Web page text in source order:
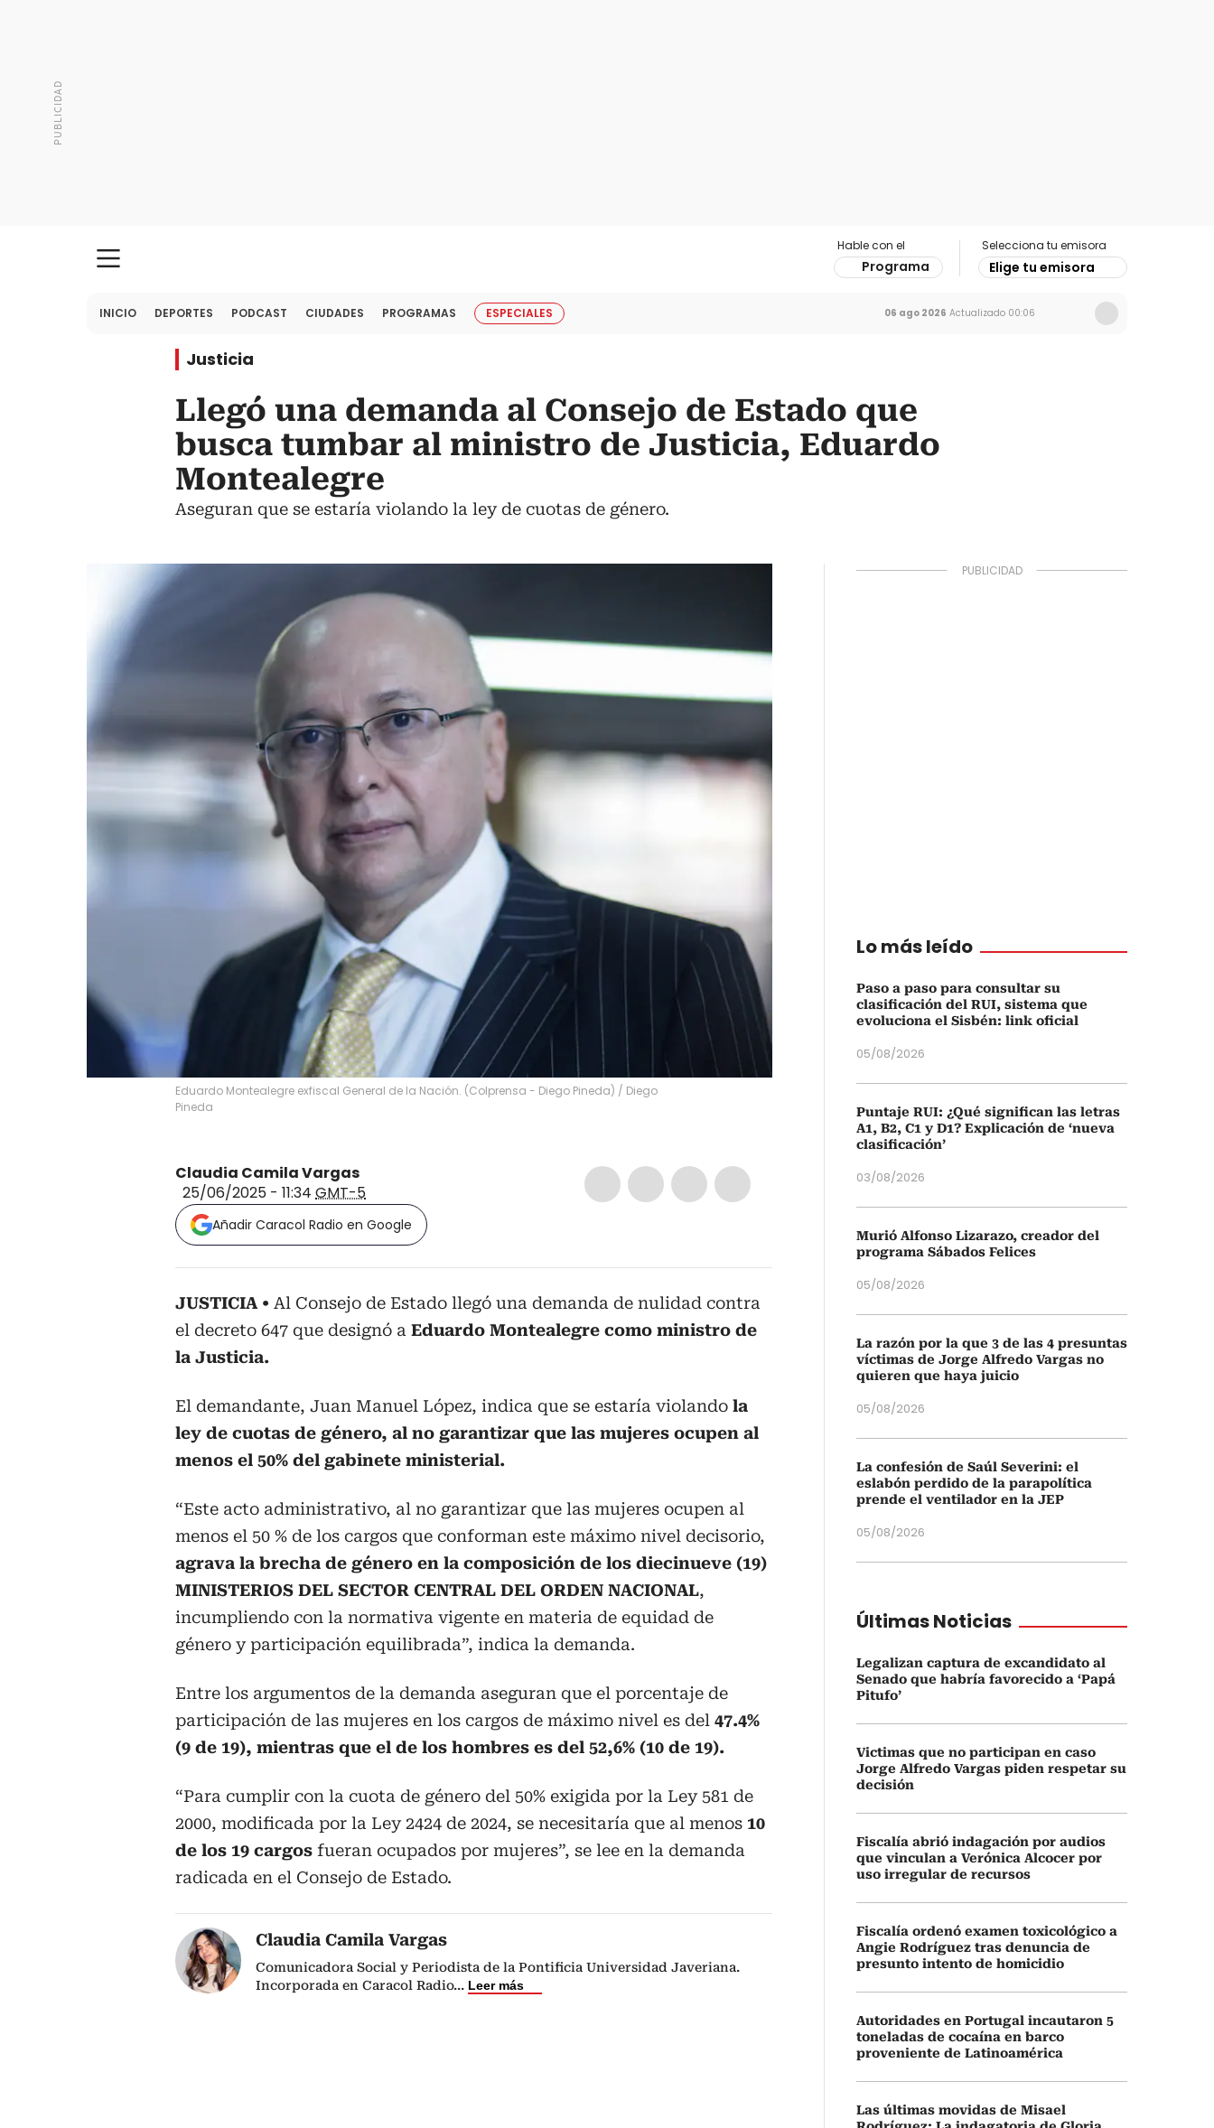
Hable con el
Programa
Selecciona tu emisora
Elige tu emisora
INICIO DEPORTES PODCAST CIUDADES PROGRAMAS ESPECIALES 06 ago 2026 Actualizado 00:06
Justicia
Llegó una demanda al Consejo de Estado que
busca tumbar al ministro de Justicia, Eduardo
Montealegre
Aseguran que se estaría violando la ley de cuotas de género.
Eduardo Montealegre exfiscal General de la Nación. (Colprensa - Diego Pineda) / Diego
Pineda
Claudia Camila Vargas
25/06/2025 - 11:34 GMT-5
Añadir Caracol Radio en Google
JUSTICIA
Al Consejo de Estado llegó una demanda de nulidad contra
el decreto 647 que designó a Eduardo Montealegre como ministro de
la Justicia.
El demandante, Juan Manuel López, indica que se estaría violando la
ley de cuotas de género, al no garantizar que las mujeres ocupen al
menos el 50% del gabinete ministerial.
“Este acto administrativo, al no garantizar que las mujeres ocupen al
menos el 50 % de los cargos que conforman este máximo nivel decisorio,
agrava la brecha de género en la composición de los diecinueve (19)
MINISTERIOS DEL SECTOR CENTRAL DEL ORDEN NACIONAL,
incumpliendo con la normativa vigente en materia de equidad de
género y participación equilibrada”, indica la demanda.
Entre los argumentos de la demanda aseguran que el porcentaje de
participación de las mujeres en los cargos de máximo nivel es del 47.4%
(9 de 19), mientras que el de los hombres es del 52,6% (10 de 19).
“Para cumplir con la cuota de género del 50% exigida por la Ley 581 de
2000, modificada por la Ley 2424 de 2024, se necesitaría que al menos 10
de los 19 cargos fueran ocupados por mujeres”, se lee en la demanda
radicada en el Consejo de Estado.
Claudia Camila Vargas
Comunicadora Social y Periodista de la Pontificia Universidad Javeriana.
Incorporada en Caracol Radio... Leer más
Lo más leído
Paso a paso para consultar su
clasificación del RUI, sistema que
evoluciona el Sisbén: link oficial
05/08/2026
Puntaje RUI: ¿Qué significan las letras
A1, B2, C1 y D1? Explicación de ‘nueva
clasificación’
03/08/2026
Murió Alfonso Lizarazo, creador del
programa Sábados Felices
05/08/2026
La razón por la que 3 de las 4 presuntas
víctimas de Jorge Alfredo Vargas no
quieren que haya juicio
05/08/2026
La confesión de Saúl Severini: el
eslabón perdido de la parapolítica
prende el ventilador en la JEP
05/08/2026
Últimas Noticias
Legalizan captura de excandidato al
Senado que habría favorecido a ‘Papá
Pitufo’
Victimas que no participan en caso
Jorge Alfredo Vargas piden respetar su
decisión
Fiscalía abrió indagación por audios
que vinculan a Verónica Alcocer por
uso irregular de recursos
Fiscalía ordenó examen toxicológico a
Angie Rodríguez tras denuncia de
presunto intento de homicidio
Autoridades en Portugal incautaron 5
toneladas de cocaína en barco
proveniente de Latinoamérica
Las últimas movidas de Misael